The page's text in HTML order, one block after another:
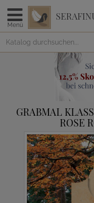
Menü
GRABMAL
ROSE